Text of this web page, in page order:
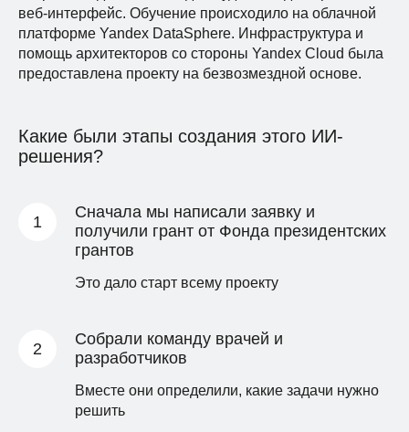
веб-интерфейс. Обучение происходило на облачной
платформе Yandex DataSphere. Инфраструктура и
помощь архитекторов со стороны Yandex Cloud была
предоставлена проекту на безвозмездной основе.
Какие были этапы создания этого ИИ-
решения?
Сначала мы написали заявку и
получили грант от Фонда президентских
грантов
Это дало старт всему проекту
Собрали команду врачей и
разработчиков
Вместе они определили, какие задачи нужно
решить
1
получает несколько
изображений. Важно, чтобы они
были с четкими контурами,
анатомическими деталями
мозга ребенка. После отбора
качественных изображений они
онлайн-сервис.